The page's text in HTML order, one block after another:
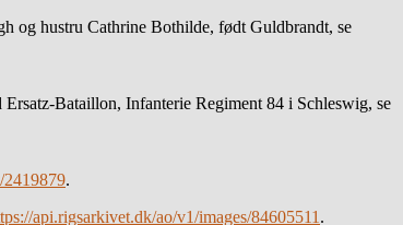
og hustru Cathrine Bothilde, født Guldbrandt, se
Bataillon, Infanterie Regiment 84 i Schleswig, se
2419879.
api.rigsarkivet.dk/ao/v1/images/84605511 .